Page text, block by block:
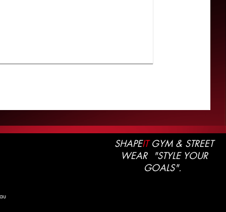
SHAPEITGYM & STREET
WEAR "STYLE YOUR
GOALS".